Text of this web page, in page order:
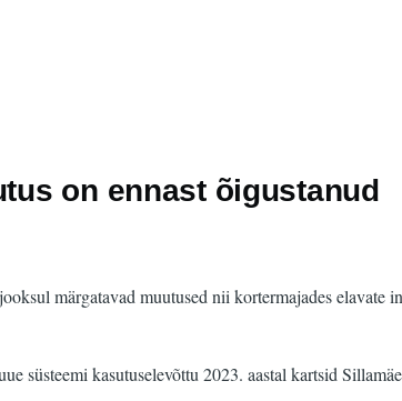
on ennast õigustanud
märgatavad muutused nii kortermajades
süsteemi kasutuselevõttu 2023. aastal kartsid